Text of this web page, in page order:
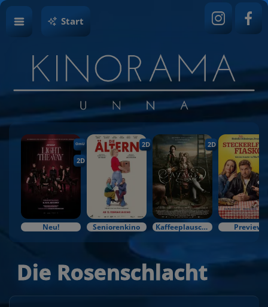
Start
OmU
2D
Neu!
2D
Seniorenkino
2D
Kaffeeplausch & Kinozauber Preview
Die Rosenschlacht